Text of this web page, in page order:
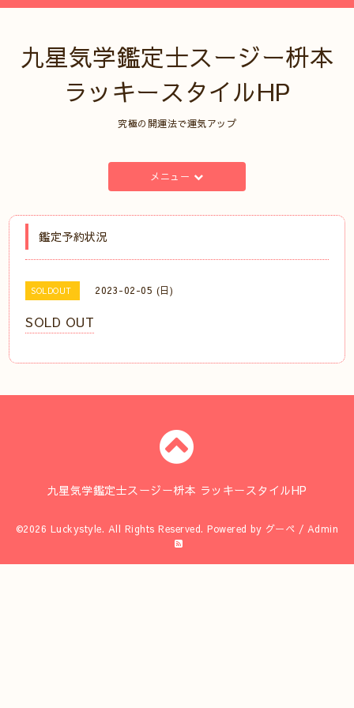
九星気学鑑定士スージー枡本
ラッキースタイルHP
究極の開運法で運気アップ
メニュー
鑑定予約状況
SOLDOUT 2023-02-05 (日)
SOLD OUT
九星気学鑑定士スージー枡本 ラッキースタイルHP
©2026 Luckystyle. All Rights Reserved. Powered by グーペ / Admin